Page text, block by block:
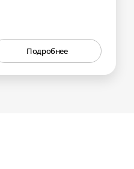
Подробнее